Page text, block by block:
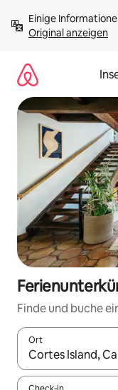
Inhalten
springenOriginal anzeigen
Finde und buche
Ort
Wenn Ergebnisse